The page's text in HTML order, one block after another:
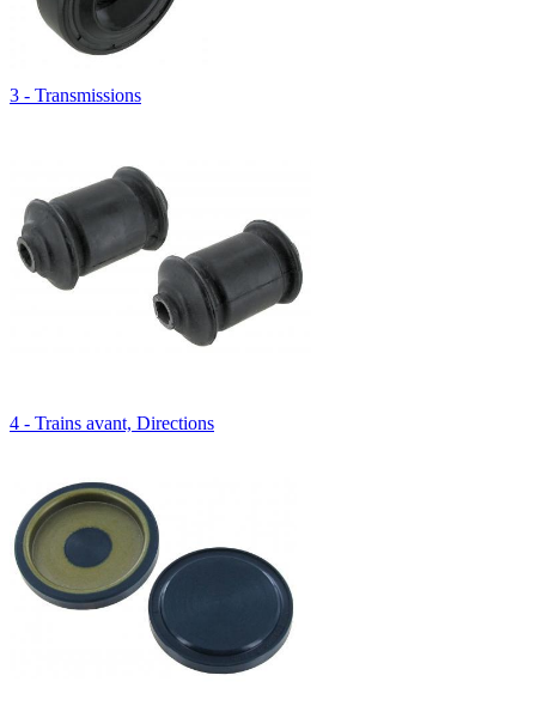
3 - Transmissions
4 - Trains avant, Directions